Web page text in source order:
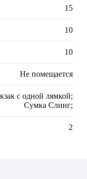
15
10
10
Не помещается
с одной лямкой;
Сумка Слинг;
2